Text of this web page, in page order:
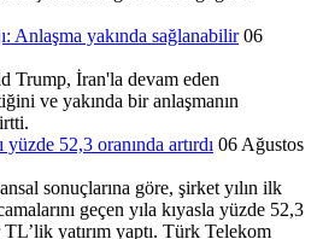
Anlaşma yakında sağlanabilir 06
Trump, İran'la devam eden
ve yakında bir anlaşmanın
yüzde 52,3 oranında artırdı 06 Ağustos
sonuçlarına göre, şirket yılın ilk
geçen yıla kıyasla yüzde 52,3
yatırım yaptı. Türk Telekom